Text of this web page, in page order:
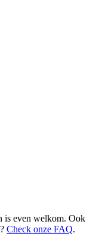
is even welkom. Ook
Check onze FAQ.